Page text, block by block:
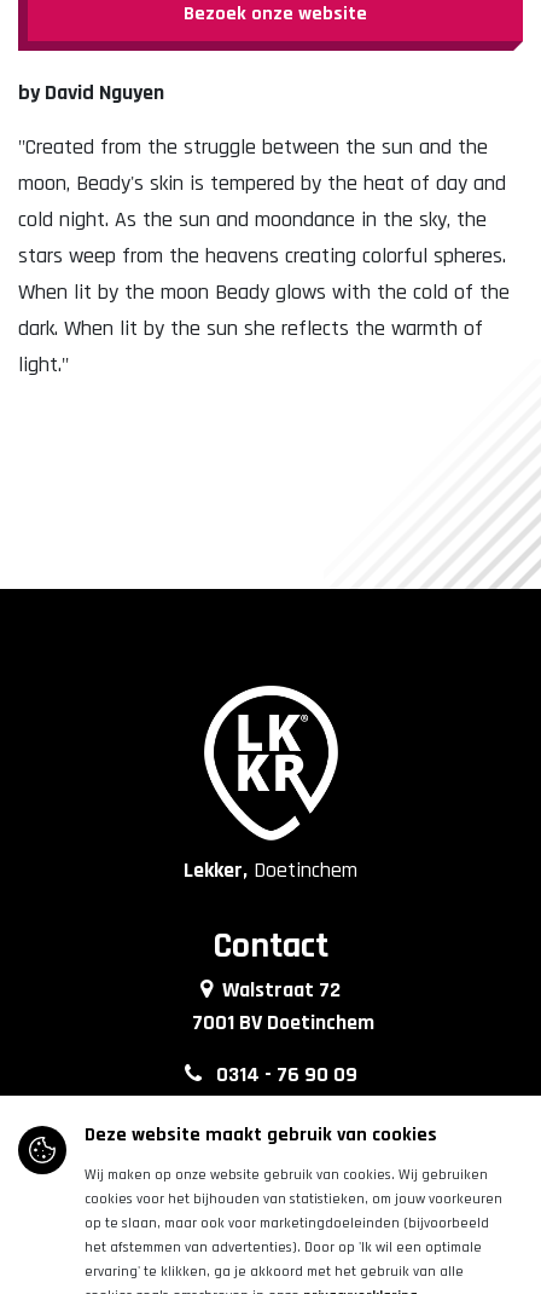
Bezoek onze website
by David Nguyen
"Created from the struggle between the sun and the
moon, Beady's skin is tempered by the heat of day and
cold night. As the sun and moondance in the sky, the
stars weep from the heavens creating colorful spheres.
When lit by the moon Beady glows with the cold of the
dark. When lit by the sun she reflects the warmth of
light."
Lekker, Doetinchem
Contact
Walstraat 72
7001 BV Doetinchem
0314 - 76 90 09
info@lkkrdoetinchem.nl
Volg ons
|
Deze website maakt gebruik van cookies
Wij maken op onze website gebruik van cookies. Wij gebruiken
cookies voor het bijhouden van statistieken, om jouw voorkeuren
op te slaan, maar ook voor marketingdoeleinden (bijvoorbeeld
het afstemmen van advertenties). Door op 'Ik wil een optimale
ervaring' te klikken, ga je akkoord met het gebruik van alle